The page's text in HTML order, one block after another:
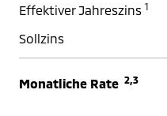
Effektiver Jahreszins 1
Sollzins
Monatliche Rate 2,3